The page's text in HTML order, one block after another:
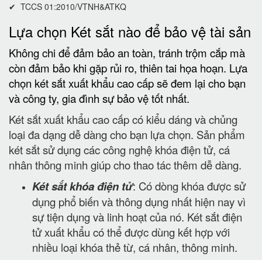
✔ TCCS 01:2010/VTNH&ATKQ
Lựa chọn Két sắt nào để bảo vệ tài sản
Không chi để đảm bảo an toàn, tránh trộm cắp mà
còn đảm bảo khi gặp rủi ro, thiên tai họa hoạn. Lựa
chọn két sắt xuất khẩu cao cấp sẽ đem lại cho bạn
và công ty, gia đình sự bảo vệ tốt nhất.
Két sắt xuất khẩu cao cấp có kiểu dáng và chủng
loại đa dạng dễ dàng cho bạn lựa chọn. Sản phẩm
két sắt sử dụng các công nghệ khóa điện tử, cá
nhân thông minh giúp cho thao tác thêm dễ dàng.
Két sắt khóa điện tử: Có dòng khóa được sử
dụng phổ biến và thông dụng nhất hiện nay vì
sự tiện dụng và linh hoạt của nó. Két sắt điện
tử xuất khẩu có thể được dùng kết hợp với
nhiều loại khóa thẻ từ, cá nhân, thông minh.